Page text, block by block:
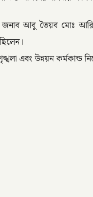
আবু তৈয়ব মোঃ
এবং উন্নয়ন কর্মকান্ড